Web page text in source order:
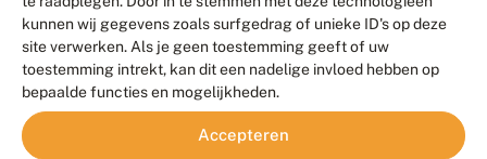
kunnen wij gegevens zoals surfgedrag of unieke ID's op deze
site verwerken. Als je geen toestemming geeft of uw
toestemming intrekt, kan dit een nadelige invloed hebben op
bepaalde functies en mogelijkheden.
Accepteren
Contact
Veelgestelde vragen
Meld waarnemingen© 2026 Vlinderstichting
Duurzaam ontwikkeld door
Go2People
, ontworpen door
Blue Field Agency
Privacy
Disclaimer
Sitemap